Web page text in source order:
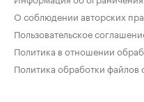
О соблюдении авторских
Пользовательское
Политика в отношении
Политика обработки файлов